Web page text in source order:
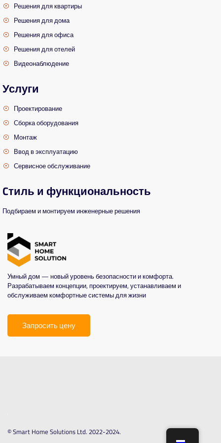
Умный дом — новый уровень безопасности и комфорта.
Разрабатываем концепции, проектируем, устанавливаем и
обслуживаем комфортные системы для жизни
Запросить цену
Решения для квартиры
Решения для дома
Решения для офиса
Решения для отелей
Видеонаблюдение
Услуги
Проектирование
Сборка оборудования
Монтаж
Ввод в эксплуатацию
Сервисное обслуживание
Cтиль и функциональность
Подбираем и монтируем инженерные решения
© Smart Home Solutions Ltd. 2022-2024.